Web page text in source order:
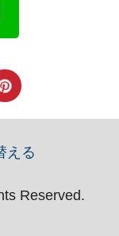
える
Reserved.